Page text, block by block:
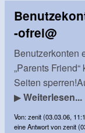
-ofrei@
„Parents
Seiten
▶Weiterlesen...
Von: zenit (03.03.06,
eine Antwort von zenit